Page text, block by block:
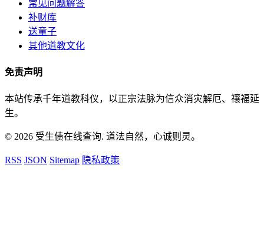
常见问题解答
补财库
送童子
其他道教文化
免责声明
本站传承千年道教科仪，以正宗法脉为信众消灾解厄、禳福延
生。
© 2026 受生债在线查询. 道法自然，心诚则灵。
RSS JSON Sitemap 隐私政策